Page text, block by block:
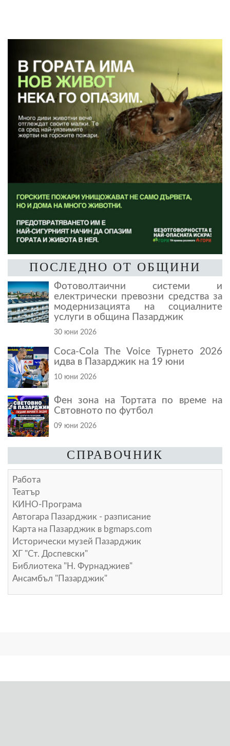
ПОСЛЕДНО ОТ ОБЩИНИ
Фотоволтаични системи и
електрически превозни средства за
модернизацията на социалните
услуги в община Пазарджик
30 юни 2026
Coca-Cola The Voice Турнето 2026
идва в Пазарджик на 19 юни
10 юни 2026
Фен зона на Тортата по време на
Свтовното по футбол
09 юни 2026
СПРАВОЧНИК
Работа
Театър
КИНО-Програма
Автогара Пазарджик - разписание
Карта на Пазарджик в bgmaps.com
Исторически музей Пазарджик
ХГ "Ст. Доспевски"
Библиотека "Н. Фурнаджиев"
Ансамбъл "Пазарджик"